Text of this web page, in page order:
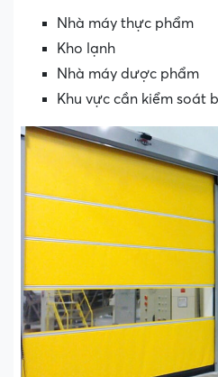
Nhà máy thực phẩm
Kho lạnh
Nhà máy dược phẩm
Khu vực cần kiểm soát